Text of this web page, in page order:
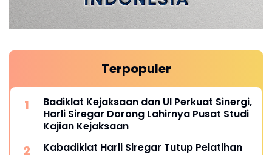
Terpopuler
Badiklat Kejaksaan dan UI Perkuat Sinergi,
Harli Siregar Dorong Lahirnya Pusat Studi
Kajian Kejaksaan
Kabadiklat Harli Siregar Tutup Pelatihan